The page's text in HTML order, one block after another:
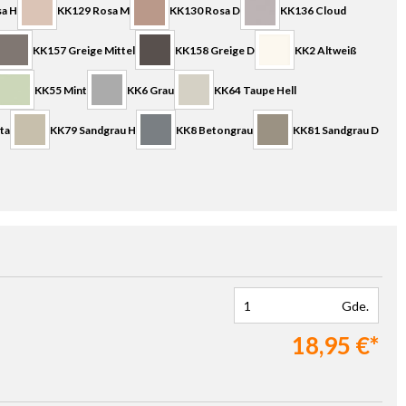
H KK129 Rosa M KK130 Rosa D KK136 Cloud
KK157 Greige Mittel KK158 Greige D KK2 Altweiß
KK55 Mint KK6 Grau KK64 Taupe Hell
KK79 Sandgrau H KK8 Betongrau KK81 Sandgrau D
Gde.
18,95 €*